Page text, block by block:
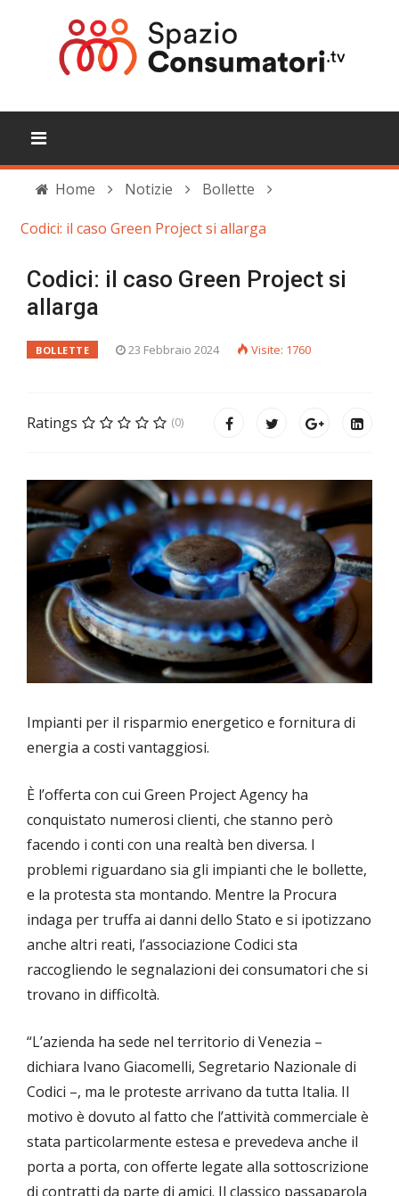
Home Notizie
Bollette
Codici: il caso Green Project si allarga
Codici: il caso Green Project si
allarga
BOLLETTE 23 Febbraio 2024 Visite: 1760
Ratings (0)
Impianti per il risparmio energetico e fornitura di
energia a costi vantaggiosi.
È l’offerta con cui Green Project Agency ha
conquistato numerosi clienti, che stanno però
facendo i conti con una realtà ben diversa. I
problemi riguardano sia gli impianti che le bollette,
e la protesta sta montando. Mentre la Procura
indaga per truffa ai danni dello Stato e si ipotizzano
anche altri reati, l’associazione Codici sta
raccogliendo le segnalazioni dei consumatori che si
trovano in difficoltà.
“L’azienda ha sede nel territorio di Venezia –
dichiara Ivano Giacomelli, Segretario Nazionale di
Codici –, ma le proteste arrivano da tutta Italia. Il
motivo è dovuto al fatto che l’attività commerciale è
stata particolarmente estesa e prevedeva anche il
porta a porta, con offerte legate alla sottoscrizione
di contratti da parte di amici. Il classico passaparola